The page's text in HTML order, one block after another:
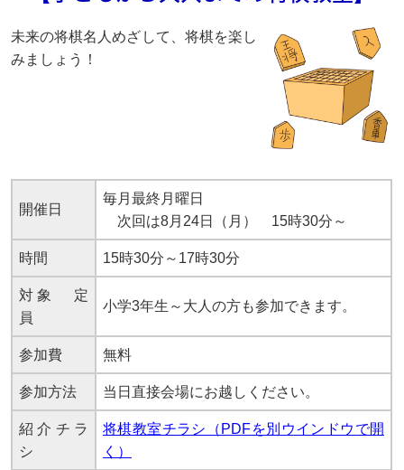
未来の将棋名人めざして、将棋を楽し
みましょう！
開催日
毎月最終月曜日
次回は8月24日（月） 15時30分～
時間 15時30分～17時30分
対象 定
員
小学3年生～大人の方も参加できます。
参加費 無料
参加方法 当日直接会場にお越しください。
紹介チラ
シ
将棋教室チラシ（PDFを別ウインドウで開
く）